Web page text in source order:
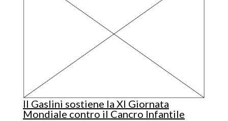
Il Gaslini sostiene la XI Giornata
Mondiale contro il Cancro Infantile